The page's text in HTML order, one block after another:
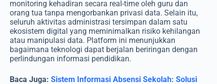
monitoring kehadiran secara real-time oleh guru dan
orang tua tanpa mengorbankan privasi data. Selain itu,
seluruh aktivitas administrasi tersimpan dalam satu
ekosistem digital yang meminimalkan risiko kehilangan
atau manipulasi data. Platform ini menunjukkan
bagaimana teknologi dapat berjalan beriringan dengan
perlindungan informasi pendidikan.
Baca Juga: Sistem Informasi Absensi Sekolah: Solusi